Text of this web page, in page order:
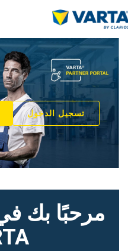
تسجيل الدخول
مرحبًا بك